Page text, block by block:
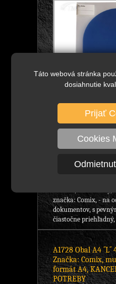
Táto webová stránka
dosiahnutie
Prijať
Cookies
2,06 €bez DPH
2,53 €s DPH
1,29 €bez DPH
1,58 €s DPH
značka: Comix, - na
dokumentov, s
čiastočne priehľadný,
A1728 Obal A4
Značka: Comix,
formát A4,
POTREBY